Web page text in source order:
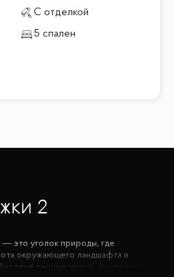
С отделкой
5 спален
2
это уголок природы, где
окружающего ландшафта и
лесные холмы, живописные